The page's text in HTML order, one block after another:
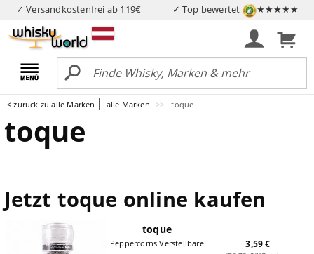
✓ Versandkostenfrei ab 119€ ✓ Top bewertet ★★★★★
< zurück zu alle Marken alle Marken toque
toque
Jetzt toque online kaufen
toque
Peppercorns Verstellbare
3,59 €